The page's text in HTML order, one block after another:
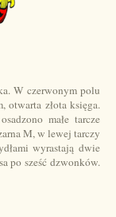
W czerwonym polu
otwarta złota księga.
małe tarcze
M, w lewej tarczy
wyrastają dwie
po sześć dzwonków.